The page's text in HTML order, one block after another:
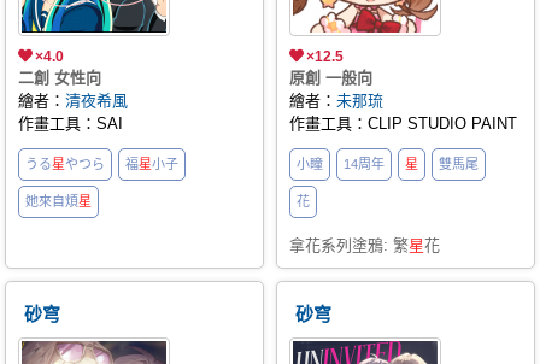
×4.0
二創 女性向
繪者：清夜希風
作畫工具：SAI
うる星やつら 福星小子
她來自煩星
×12.5
原創 一般向
繪者： 未那琉
作畫工具：CLIP STUDIO PAINT
小瞳 14周年 星 雙馬尾
花
拿花系列塗鴉: 繁星花
砂穹 砂穹